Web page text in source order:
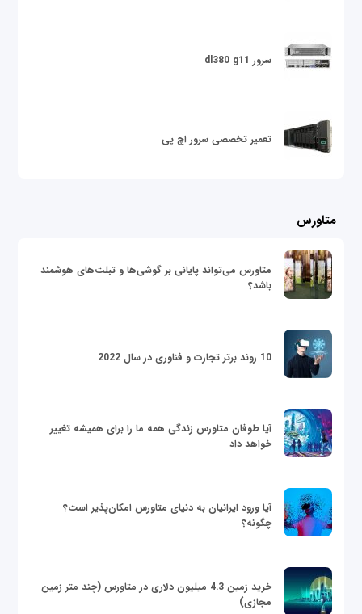
سرور dl380 g11
تعمیر تخصصی سرور اچ پی
متاورس
متاورس می‌تواند پایانی بر گوشی‌ها و تبلت‌های هوشمند
باشد؟
10 روند برتر تجارت و فناوری در سال 2022
آیا طوفان متاورس زندگی همه ما را برای همیشه تغییر
خواهد داد
آیا ورود ایرانیان به دنیای متاورس امکان‌پذیر است؟
چگونه؟
خرید زمین 4.3 میلیون دلاری در متاورس (چند متر زمین
مجازی)